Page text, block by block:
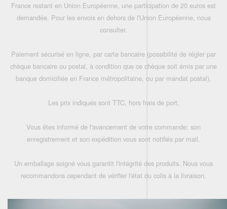
France restant en Union Européenne, une participation de 20 euros est
demandée. Pour les envois en dehors de l'Union Européenne, nous
consulter.
Paiement sécurisé en ligne, par carte bancaire (possibilité de régler par
chèque bancaire ou postal, à condition que ce chèque soit émis par une
banque domiciliée en France métropolitaine, ou par mandat postal),
Les prix indiqués sont TTC, hors frais de port,
Vous êtes informé de l'avancement de votre commande: son
enregistrement et son expédition vous sont notifiés par mail.
Un emballage soigné vous garantit l'intégrité des produits. Nous vous
recommandons cependant de vérifier l'état du colis à la livraison.